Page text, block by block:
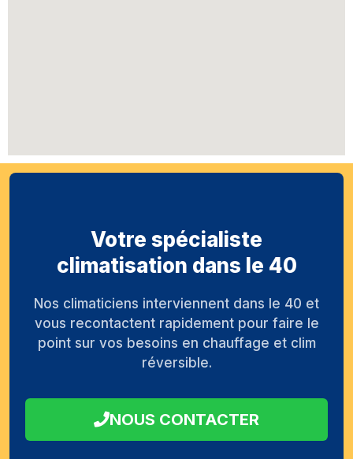
Votre spécialiste
climatisation dans le 40
Nos climaticiens interviennent dans le 40 et
vous recontactent rapidement pour faire le
point sur vos besoins en chauffage et clim
réversible.
NOUS CONTACTER